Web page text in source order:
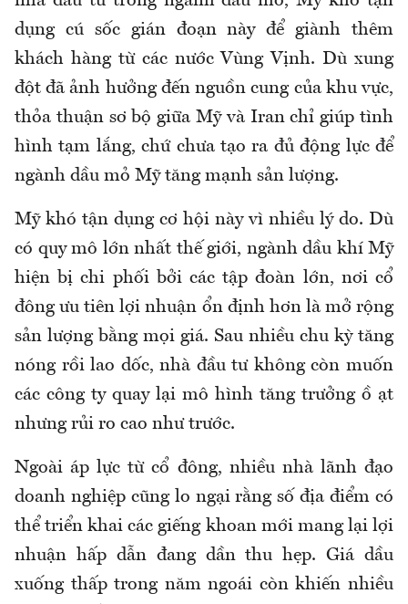
dụng cú sốc gián đoạn này để giành thêm
khách hàng từ các nước Vùng Vịnh. Dù xung
đột đã ảnh hưởng đến nguồn cung của khu vực,
thỏa thuận sơ bộ giữa Mỹ và Iran chỉ giúp tình
hình tạm lắng, chứ chưa tạo ra đủ động lực để
ngành dầu mỏ Mỹ tăng mạnh sản lượng.
Mỹ khó tận dụng cơ hội này vì nhiều lý do. Dù
có quy mô lớn nhất thế giới, ngành dầu khí Mỹ
hiện bị chi phối bởi các tập đoàn lớn, nơi cổ
đông ưu tiên lợi nhuận ổn định hơn là mở rộng
sản lượng bằng mọi giá. Sau nhiều chu kỳ tăng
nóng rồi lao dốc, nhà đầu tư không còn muốn
các công ty quay lại mô hình tăng trưởng ồ ạt
nhưng rủi ro cao như trước.
Ngoài áp lực từ cổ đông, nhiều nhà lãnh đạo
doanh nghiệp cũng lo ngại rằng số địa điểm có
thể triển khai các giếng khoan mới mang lại lợi
nhuận hấp dẫn đang dần thu hẹp. Giá dầu
xuống thấp trong năm ngoái còn khiến nhiều